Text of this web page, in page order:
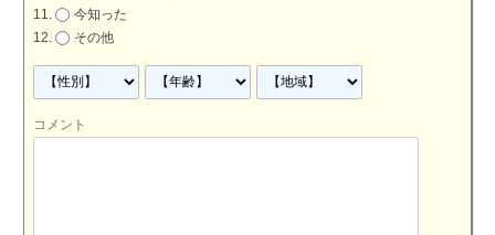
今知った
その他
コメント